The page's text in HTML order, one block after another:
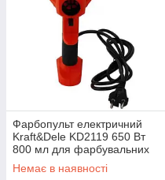
Фарбопульт електричний
Kraft&Dele KD2119 650 Вт
800 мл для фарбувальних
робіт
Немає в наявності